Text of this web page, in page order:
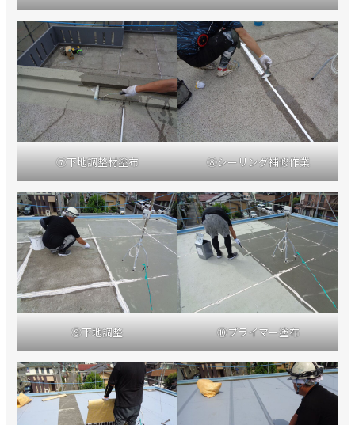
⑦下地調整材塗布 ⑧シーリング補修作業
⑨下地調整 ⑩プライマー塗布